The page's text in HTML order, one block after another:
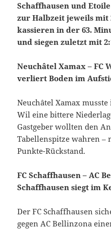
Schaffhausen und
zur Halbzeit jeweils mit
kassieren in der 63.
und siegen zuletzt mit
Neuchâtel Xamax – FC
verliert Boden im
Neuchâtel Xamax
Wil eine bittere
Gastgeber wollten den
Tabellenspitze wahren
Punkte-Rückstand.
FC Schaffhausen – AC
Schaffhausen siegt im
Der FC Schaffhausen
gegen AC Bellinzona